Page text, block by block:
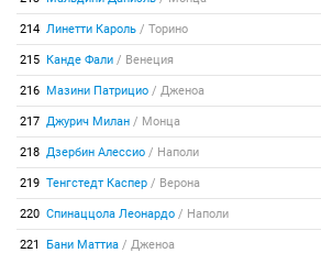
214 Линетти Кароль / Торино
215 Канде Фали / Венеция
216 Мазини Патрицио / Дженоа
217 Джурич Милан / Монца
218 Дзербин Алессио / Наполи
219 Тенгстедт Каспер / Верона
220 Спинаццола Леонардо / Наполи
221 Бани Маттиа / Дженоа